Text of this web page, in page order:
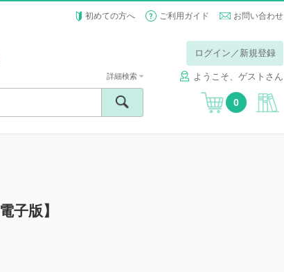
初めての方へ ご利用ガイド お問い合わせ
ログイン／新規登録
ようこそ、ゲストさん
詳細検索
0
子版】